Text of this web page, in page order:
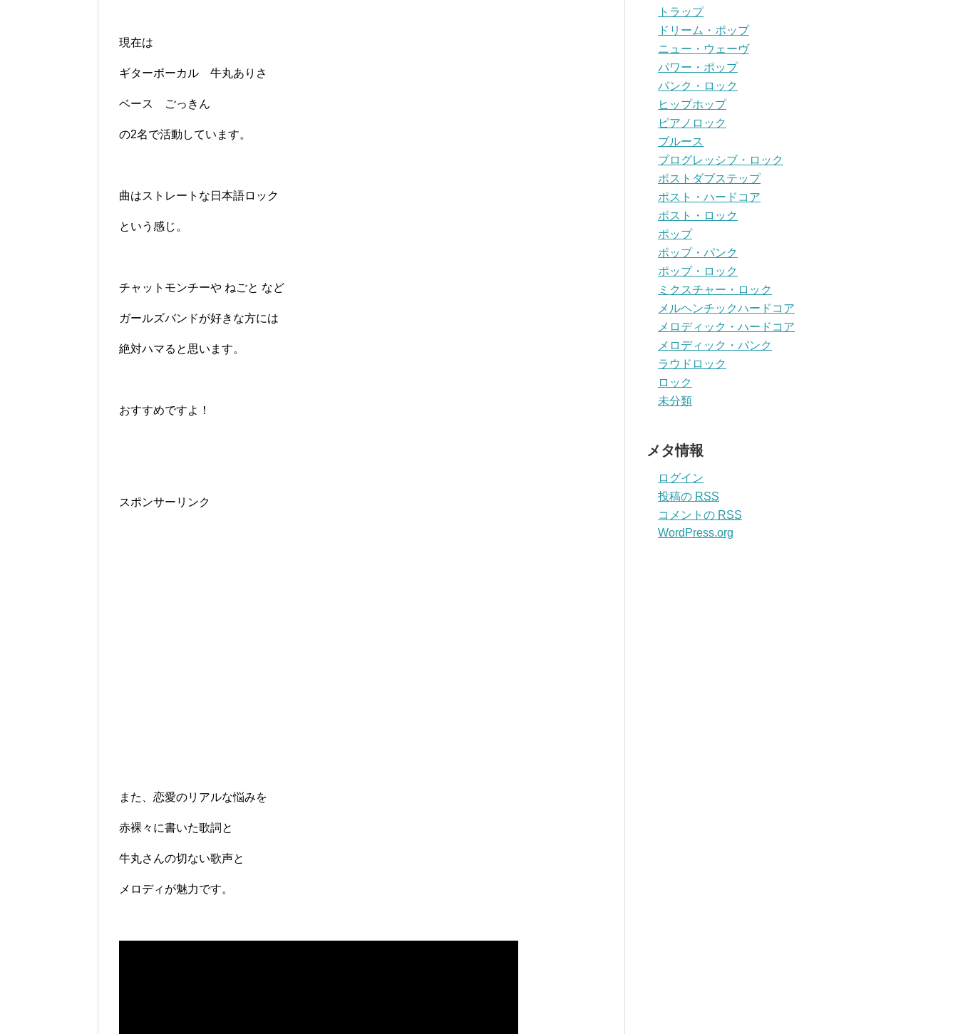
現在は
ギターボーカル 牛丸ありさ
ベース ごっきん
の2名で活動しています。
曲はストレートな日本語ロック
という感じ。
チャットモンチーや ねごと など
ガールズバンドが好きな方には
絶対ハマると思います。
おすすめですよ！
スポンサーリンク
また、恋愛のリアルな悩みを
赤裸々に書いた歌詞と
牛丸さんの切ない歌声と
メロディが魅力です。
トラップ
ドリーム・ポップ
ニュー・ウェーヴ
パワー・ポップ
パンク・ロック
ヒップホップ
ピアノロック
ブルース
プログレッシブ・ロック
ポストダブステップ
ポスト・ハードコア
ポスト・ロック
ポップ
ポップ・パンク
ポップ・ロック
ミクスチャー・ロック
メルヘンチックハードコア
メロディック・ハードコア
メロディック・パンク
ラウドロック
ロック
未分類
メタ情報
ログイン
投稿の RSS
コメントの RSS
WordPress.org